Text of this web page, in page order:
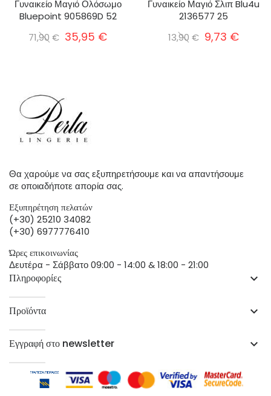
Γυναικείο Μαγιό Ολόσωμο
Bluepoint 905869D 52
71,90 € 35,95 €
Γυναικείο Μαγιό Σλιπ Blu4u
2136577 25
13,90 € 9,73 €
Θα χαρούμε να σας εξυπηρετήσουμε και να απαντήσουμε
σε οποιαδήποτε απορία σας.
Εξυπηρέτηση πελατών
(+30) 25210 34082
(+30) 6977776410
Ώρες επικοινωνίας
Δευτέρα - Σάββατο 09:00 - 14:00 & 18:00 - 21:00
Πληροφορίες keyboard_arrow_down
Προϊόντα keyboard_arrow_down
Εγγραφή στο newsletter keyboard_arrow_down